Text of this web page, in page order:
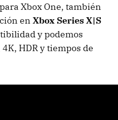
Xbox One, también
en Xbox Series X|S
y podemos
HDR y tiempos de